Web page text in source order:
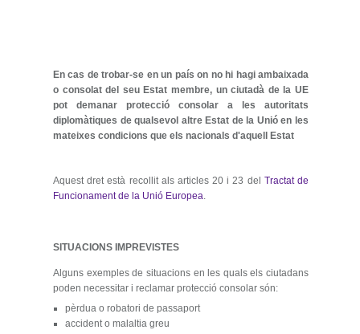
En cas de trobar-se en un país on no hi hagi ambaixada
o consolat del seu Estat membre, un ciutadà de la UE
pot demanar protecció consolar a les autoritats
diplomàtiques de qualsevol altre Estat de la Unió en les
mateixes condicions que els nacionals d'aquell Estat
Aquest dret està recollit als articles 20 i 23 del Tractat de
Funcionament de la Unió Europea
SITUACIONS IMPREVISTES
Alguns exemples de situacions en les quals els ciutadans
poden necessitar i reclamar protecció consolar són:
pèrdua o robatori de passaport
accident o malaltia greu